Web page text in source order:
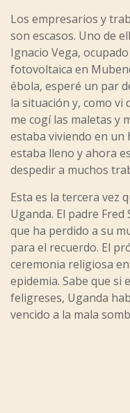
Los empresarios y
son escasos. Uno de
Ignacio Vega,
fotovoltaica en
ébola, esperé un par
la situación y, como vi
me cogí las maletas y
estaba viviendo en un
estaba lleno y ahora
despedir a muchos
Esta es la tercera vez
Uganda. El padre
que ha perdido a su
para el recuerdo. El
ceremonia religiosa
epidemia. Sabe que si
feligreses, Uganda
vencido a la mala